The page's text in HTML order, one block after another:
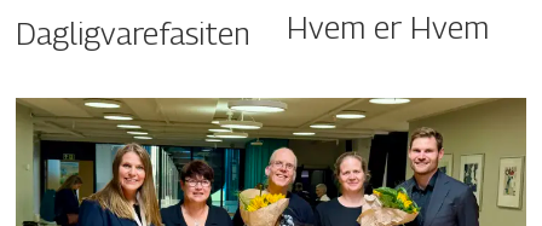
Dagligvarefasiten Hvem er Hvem